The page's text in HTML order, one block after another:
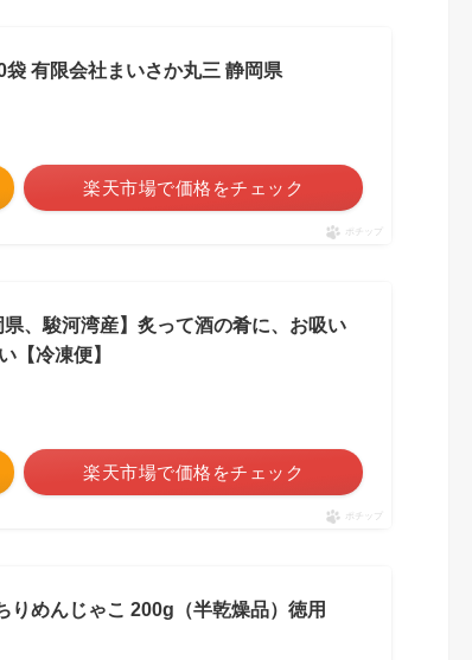
有限会社まいさか丸三 静岡県
楽天市場で価格をチェック
ポチップ
、駿河湾産】炙って酒の肴に、お吸い
【冷凍便】
楽天市場で価格をチェック
ポチップ
りめんじゃこ 200g（半乾燥品）徳用